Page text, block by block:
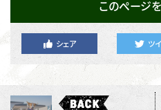
このページ
シェア ツ